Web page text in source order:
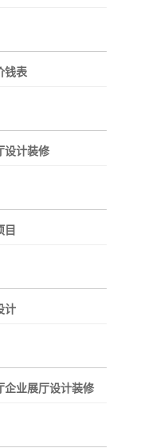
钱表
设计装修
目
计
企业展厅设计装修